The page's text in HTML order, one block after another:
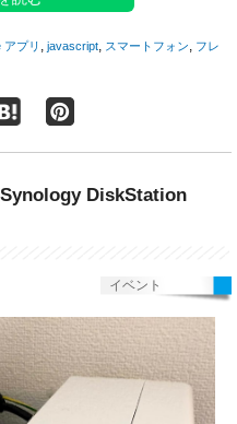
アプリ javascript スマートフォン
フレ
DiskStation
イベント